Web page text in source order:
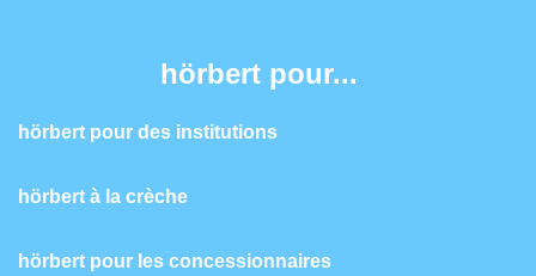
hörbert pour...
hörbert pour des institutions
hörbert à la crèche
hörbert pour les concessionnaires